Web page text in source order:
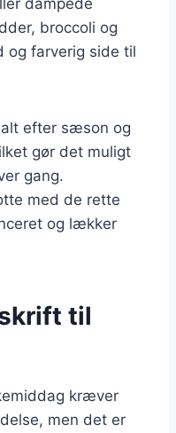
broccoli og
og farverig side til
efter sæson og
gør det muligt
gang.
med de rette
og lækker
til
kræver
men det er